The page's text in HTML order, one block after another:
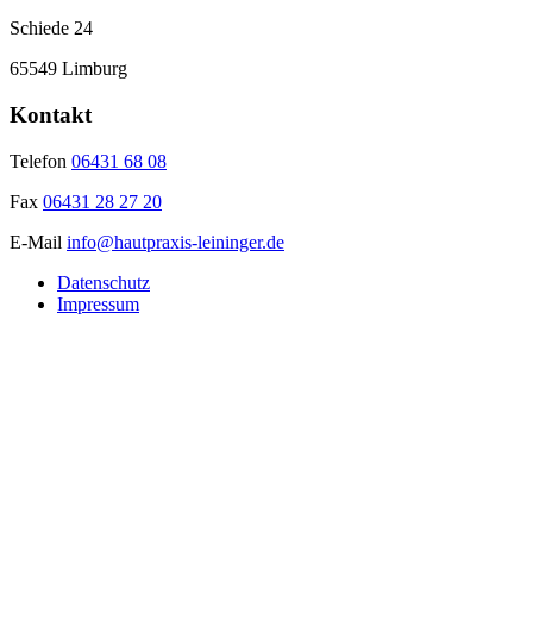
Schiede 24
65549 Limburg
Kontakt
Telefon 06431 68 08
Fax 06431 28 27 20
E-Mail info@hautpraxis-leininger.de
Datenschutz
Impressum